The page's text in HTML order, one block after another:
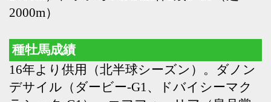
ィクトリアマイル-G1）、ビザンチンドリ
ーム（レッドシーターフH-G2）、モリアー
カJCC-G2）、イズジョーノキセキ（府中牝
馬S-G2）、エリカエクスプレス（フェアリ
ーS-G3）、ヤンキーバローズ（ファルコン
S-G3）